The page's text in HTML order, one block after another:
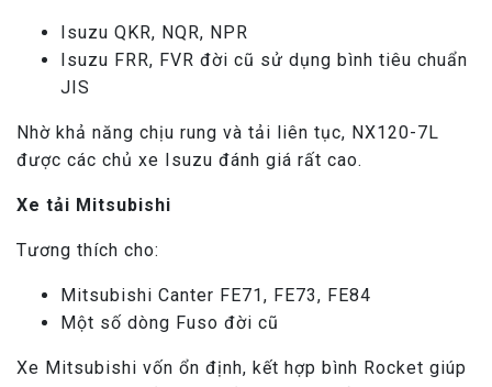
Isuzu QKR, NQR, NPR
Isuzu FRR, FVR đời cũ sử dụng bình tiêu chuẩn
JIS
Nhờ khả năng chịu rung và tải liên tục, NX120-7L
được các chủ xe Isuzu đánh giá rất cao.
Xe tải Mitsubishi
Tương thích cho:
Mitsubishi Canter FE71, FE73, FE84
Một số dòng Fuso đời cũ
Xe Mitsubishi vốn ổn định, kết hợp bình Rocket giúp